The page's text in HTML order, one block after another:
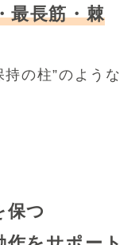
最長筋・棘
の柱”のような
保つ